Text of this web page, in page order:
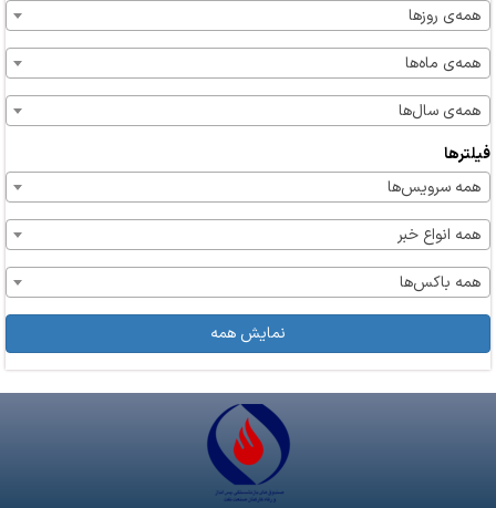
همه‌ی روزها
همه‌ی ماه‌ها
همه‌ی سال‌ها
فیلترها
همه سرویس‌ها
همه انواع خبر
همه باکس‌ها
نمایش همه